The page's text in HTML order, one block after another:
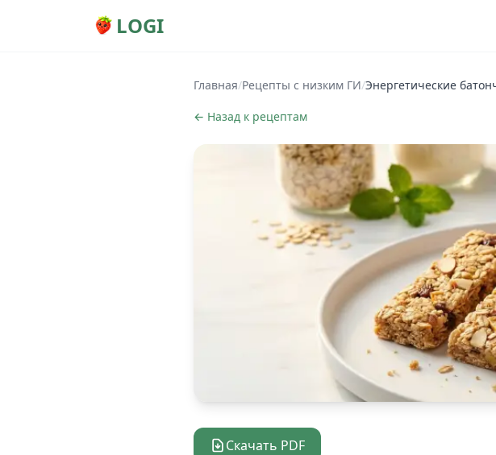
LOGI
Главная/Рецепты с низким ГИ/Энергетические
← Назад к рецептам
Скачать PDF